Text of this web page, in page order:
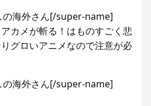
海外さん[/super-name]
カメが斬る！はものすごく悲
グロいアニメなので注意が必
海外さん[/super-name]